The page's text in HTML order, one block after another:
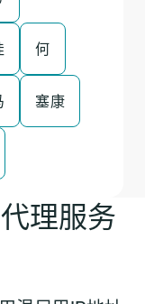
何
塞康
理服务